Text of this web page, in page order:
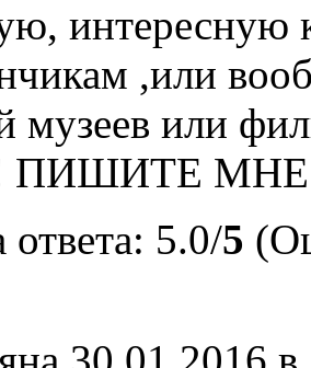
интересную
,или
музеев или
ПИШИТЕ
5.0/5